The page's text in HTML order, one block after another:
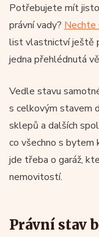
Potřebujete mít
právní vady? Nechte
list vlastnictví ještě
jedna přehlédnutá
Vedle stavu
s celkovým stavem
sklepů a dalších
co všechno s bytem
jde třeba o garáž,
nemovitostí.
Právní stav